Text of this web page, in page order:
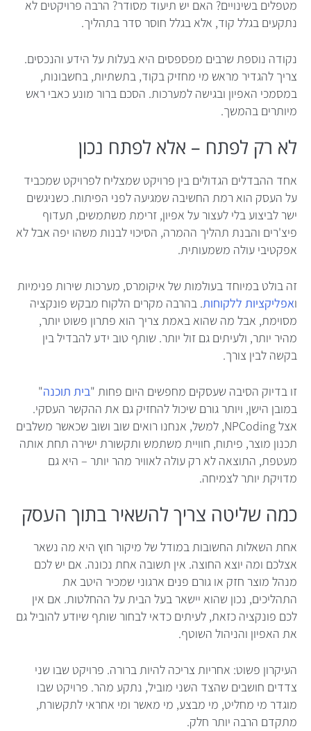
מטפלים בשינויים? האם יש תיעוד מסודר? הרבה פרויקטים לא
נתקעים בגלל קוד, אלא בגלל חוסר סדר בתהליך.
נקודה נוספת שרבים מפספסים היא בעלות על הידע והנכסים.
צריך להגדיר מראש מי מחזיק בקוד, בתשתיות, בחשבונות,
במסמכי האפיון ובגישה למערכות. הסכם ברור מונע כאבי ראש
מיותרים בהמשך.
לא רק לפתח – אלא לפתח נכון
אחד ההבדלים הגדולים בין פרויקט שמצליח לפרויקט שמכביד
על העסק הוא רמת החשיבה שמגיעה לפני הפיתוח. כשניגשים
ישר לביצוע בלי לעצור על אפיון, זרימת משתמשים, תעדוף
פיצ'רים והבנת תהליך ההמרה, הסיכוי לבנות משהו יפה אבל לא
אפקטיבי עולה משמעותית.
זה בולט במיוחד בעולמות של איקומרס, מערכות שירות פנימיות
ואפליקציות ללקוחות. בהרבה מקרים הלקוח מבקש פונקציה
מסוימת, אבל מה שהוא באמת צריך הוא פתרון פשוט יותר,
מהיר יותר, ולעיתים גם זול יותר. שותף טוב ידע להבדיל בין
בקשה לבין צורך.
זו בדיוק הסיבה שעסקים מחפשים היום פחות "בית תוכנה"
במובן הישן, ויותר גורם שיכול להחזיק גם את ההקשר העסקי.
אצל NPCoding, למשל, אנחנו רואים שוב ושוב שכאשר משלבים
תכנון מוצר, פיתוח, חוויית משתמש ותקשורת ישירה תחת אותה
מעטפת, התוצאה לא רק עולה לאוויר מהר יותר – היא גם
מדויקת יותר לצמיחה.
כמה שליטה צריך להשאיר בתוך העסק
אחת השאלות החשובות במודל של מיקור חוץ היא מה נשאר
אצלכם ומה יוצא החוצה. אין תשובה אחת נכונה. אם יש לכם
מנהל מוצר חזק או גורם פנים ארגוני שמכיר היטב את
התהליכים, נכון שהוא יישאר בעל הבית על ההחלטות. אם אין
לכם פונקציה כזאת, לעיתים כדאי לבחור שותף שיודע להוביל גם
את האפיון והניהול השוטף.
העיקרון פשוט: אחריות צריכה להיות ברורה. פרויקט שבו שני
צדדים חושבים שהצד השני מוביל, נתקע מהר. פרויקט שבו
מוגדר מי מחליט, מי מבצע, מי מאשר ומי אחראי לתקשורת,
מתקדם הרבה יותר חלק.